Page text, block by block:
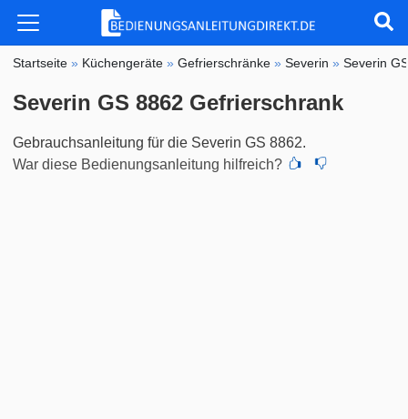
Startseite » Küchengeräte »Gefrierschränke »Severin »Severin
Severin GS 8862 Gefrierschrank
Gebrauchsanleitung für die Severin GS 8862.
War diese Bedienungsanleitung hilfreich?